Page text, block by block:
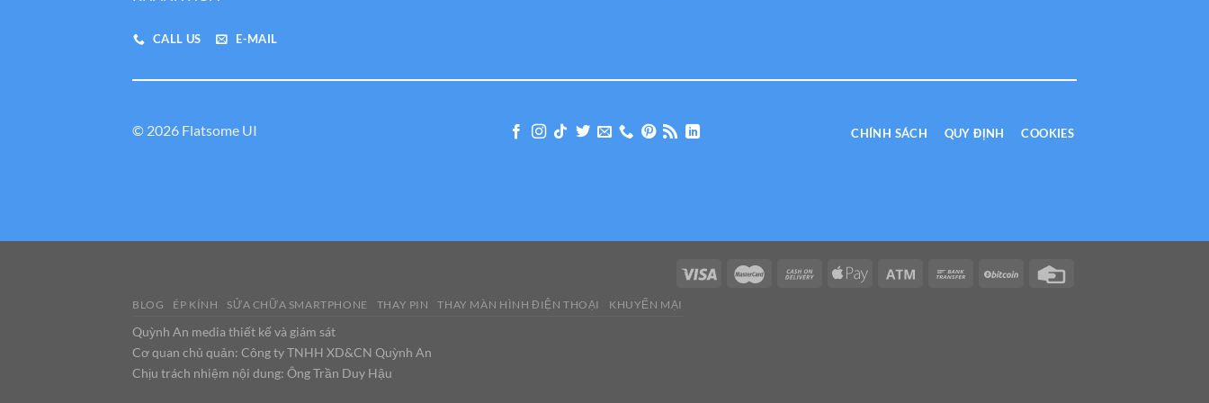
CALL US E-MAIL
© 2026 Flatsome UI CHÍNH SÁCH QUY ĐỊNH COOKIES
BLOG ÉP KÍNH SỬA CHỮA SMARTPHONE THAY PIN THAY MÀN HÌNH ĐIỆN THOẠI KHUYẾN MẠI
Quỳnh An media thiết kế và giám sát
Cơ quan chủ quản: Công ty TNHH XD&CN Quỳnh An
Chịu trách nhiệm nội dung: Ông Trần Duy Hậu